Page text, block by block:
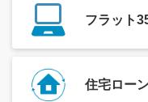
フラット
住宅ロー